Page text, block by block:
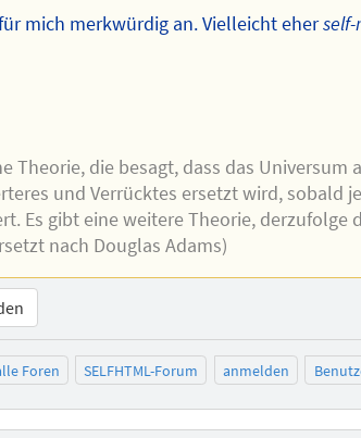
mich merkwürdig an. Vielleicht eher
Theorie, die besagt, dass das
und Verrücktes ersetzt wird, sobald
Es gibt eine weitere Theorie, derzufolge
nach Douglas Adams)
Foren SELFHTML-Forum anmelden